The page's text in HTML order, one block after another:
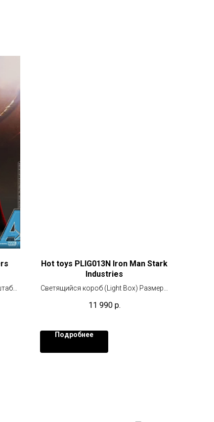
Hоt tоys РLIG013N Irоn Маn Stark
Industries
Светящийся короб (Light Box) Размеры
11 990 р.
Подробнее